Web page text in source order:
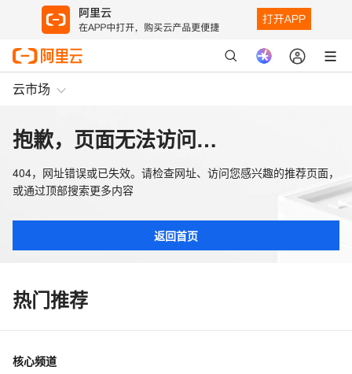
云市场
抱歉，页面无法访问…
404，网址错误或已失效。请检查网址、访问您感兴趣的推荐页面，
或通过顶部搜索更多内容
返回首页
热门推荐
核心频道